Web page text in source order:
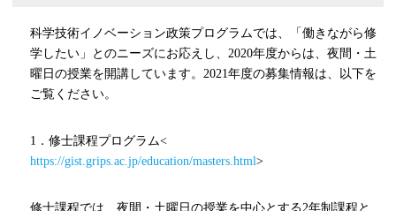
科学技術イノベーション政策プログラムでは、「働きながら修
学したい」とのニーズにお応えし、2020年度からは、夜間・土
曜日の授業を開講しています。2021年度の募集情報は、以下を
ご覧ください。
1．修士課程プログラム<
https://gist.grips.ac.jp/education/masters.html>
修士課程では、夜間・土曜日の授業を中心とする2年制課程と、